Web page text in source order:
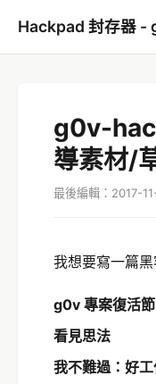
Hackpad 封存器 -
g0v-
導素材/
最後編輯：2017-
我想要寫一篇
g0v 專案復活節
看見思法
我不難過：好